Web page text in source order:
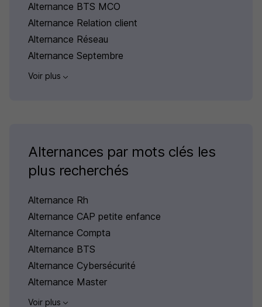
Alternance BTS MCO
Alternance Relation client
Alternance Réseau
Alternance Septembre
Voir plus
Alternances par mots clés les
plus recherchés
Alternance Rh
Alternance CAP petite enfance
Alternance Compta
Alternance BTS
Alternance Cybersécurité
Alternance Master
Voir plus